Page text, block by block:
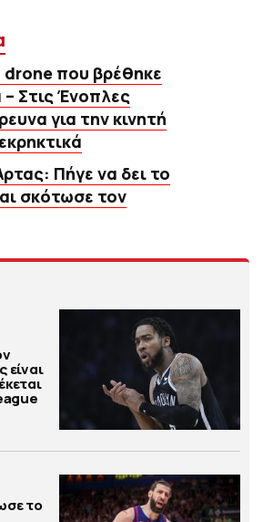
drone που βρέθηκε
Στις Ένοπλες
για την κινητή
Πήγε να δει το
σκότωσε τον
είναι
το